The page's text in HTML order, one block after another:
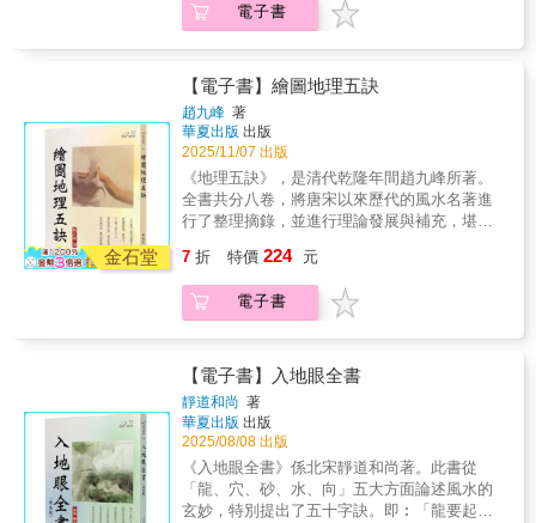
釋放銳利的能量，阻擋外來的不良氣場。適合
想避免阻礙財運的麻煩，或者希望在工作上獲
得成功、增加收入的人。‧圓形葉片的觀葉植物
氣，有助於促進人際關係的和諧，從而提升財
運。如果因工作中的人際關係感到困擾，或希
望改善與合作夥伴的關係，不妨將這類植物擺
放在工作區域或辦公室。‧心形葉片的觀葉植物
（如黃金葛、龜背芋等）對人際關係有正向影
響，但更偏重於親密關係，如伴侶間的和諧或
戀愛運。如果想提升伴侶的財運，或希望自己
來提升財運。‧葉片垂直向下生長的觀葉植物
（如常春藤等）具有放鬆心情的效果，特別適
合忙碌或過勞的家庭成員。將它擺放在家人聚
集的客廳中，可以幫助全家人放鬆身心、促進
手也能養，不怕黑手指。招財旺運就從小小一
運、求職運超旺‧馬拉巴栗升職加薪、生意興隆‧
香龍血樹有助於挑戰與成長，掌握財運‧虎尾蘭
發揮強力驅邪效果，守護財運‧富貴竹以積極正
面的能量獲得巨額財富 花少少的錢，從一個便
宜盆栽開始就好！ 不費時費力，每隔幾天照顧
一次！ 超簡單，水耕栽培也OK！ 買哪些？放
哪裡？怎麼養？最完整的綠植開運指南。更多
讓財運進家門的觀葉植物就在這一本！觀葉植
物的葉子，這是重點！‧葉片尖銳的觀葉植物
銳，是其驅邪效果的象徵。這類植物會從葉尖
釋放銳利的能量，阻擋外來的不良氣場。適合
想避免阻礙財運的麻煩，或者希望在工作上獲
（如翡翠木、椒草等）圓形的葉片散發調和之
氣，有助於促進人際關係的和諧，從而提升財
運。如果因工作中的人際關係感到困擾，或希
望改善與合作夥伴的關係，不妨將這類植物擺
放在工作區域或辦公室。‧心形葉片的觀葉植物
（如黃金葛、龜背芋等）對人際關係有正向影
響，但更偏重於親密關係，如伴侶間的和諧或
電子書
金石堂
【電子書】繪圖地理五訣
趙九峰 著
華夏出版 出版
2025/11/07 出版
《地理五訣》，是清代乾隆年間趙九峰所著。
全書共分八卷，將唐宋以來歷代的風水名著進
行了整理摘錄，並進行理論發展與補充，堪稱
點在於歸納的系統性，龍、穴、砂、水分別歸
類分析，並以理法中的向論為索引，統籌各章
內容並部分附圖說明，增強其實用性。全書雖
得具體研究與解讀。
7 折 特價 224 元
電子書
【電子書】入地眼全書
靜道和尚 著
華夏出版 出版
2025/08/08 出版
《入地眼全書》係北宋靜道和尚著。此書從
「龍、穴、砂、水、向」五大方面論述風水的
玄妙，特別提出了五十字訣。即︰「龍要起伏